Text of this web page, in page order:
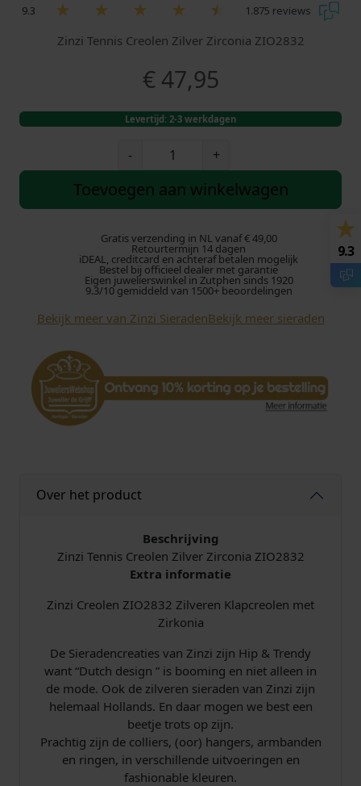
9.3 1.875 reviews
Zinzi Tennis Creolen Zilver Zirconia ZIO2832
€47,95
Levertijd: 2-3 werkdagen
-
n
C
r
e
o
e
I
O
i
e
i
o
n
i
a
a
a
n
+
Toevoegen aan winkelwagen
Gratis verzending in NL vanaf € 49,00
Retourtermijn 14 dagen
iDEAL, creditcard en achteraf betalen mogelijk
Bestel bij officieel dealer met garantie
Eigen juwelierswinkel in Zutphen sinds 1920
9.3/10 gemiddeld van 1500+ beoordelingen
Bekijk meer van Zinzi SieradenBekijk meer sieraden
Over het product
Beschrijving
Zinzi Tennis Creolen Zilver Zirconia ZIO2832
Extra informatie
Zinzi Creolen ZIO2832 Zilveren Klapcreolen met
Zirkonia
De Sieradencreaties van Zinzi zijn Hip & Trendy
want “Dutch design ” is booming en niet alleen in
de mode. Ook de zilveren sieraden van Zinzi zijn
helemaal Hollands. En daar mogen we best een
beetje trots op zijn.
Prachtig zijn de colliers, (oor) hangers, armbanden
en ringen, in verschillende uitvoeringen en
fashionable kleuren.
9.3